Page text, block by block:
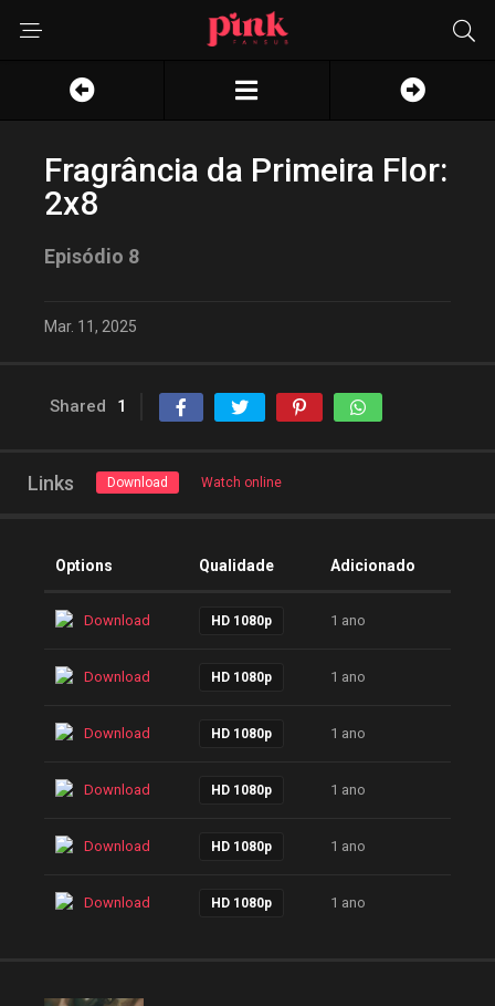
Fragrância da Primeira Flor:
2x8
Episódio 8
Mar. 11, 2025
Shared 1
Links Download Watch online
Options Qualidade Adicionado
Download HD 1080p 1 ano
Download HD 1080p 1 ano
Download HD 1080p 1 ano
Download HD 1080p 1 ano
Download HD 1080p 1 ano
Download HD 1080p 1 ano